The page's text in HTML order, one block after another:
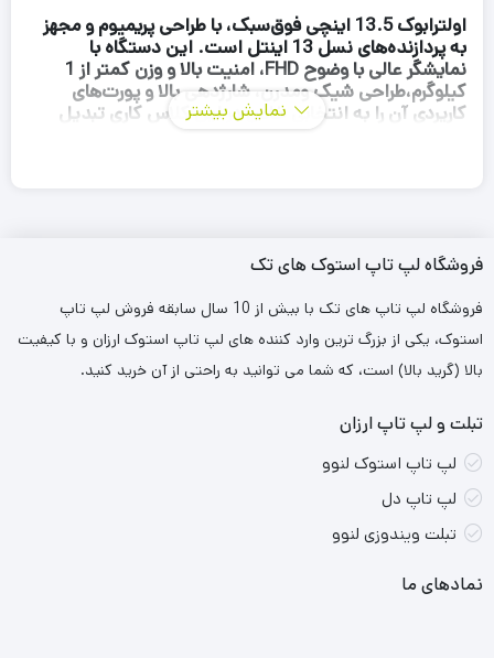
اولترابوک 13.5 اینچی فوق‌سبک، با طراحی پریمیوم و مجهز
به پردازنده‌های نسل 13 اینتل است. این دستگاه با
نمایشگر عالی با وضوح FHD، امنیت بالا و وزن کمتر از 1
کیلوگرم،طراحی شیک ومدرن، شارژدهی بالا و پورت‌های
کاریردی آن را به انتخابی خاص در این کلاس کاری تبدیل
طراحی شیک و بسیار سبک، وزن کمتر از 1 کیلوگرم
نمایش بیشتر
فروشگاه لپ تاپ استوک های تک
فروشگاه لپ تاپ های تک با بیش از 10 سال سابقه فروش لپ تاپ
استوک، یکی از بزرگ ترین وارد کننده های لپ تاپ استوک ارزان و با کیفیت
بالا (گرید بالا) است، که شما می توانید به راحتی از آن خرید کنید.
تبلت و لپ تاپ ارزان
لپ تاپ استوک لنوو
لپ تاپ دل
تبلت ویندوزی لنوو
نمادهای ما